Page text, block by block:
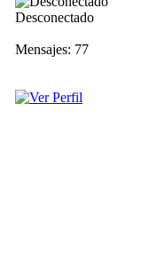
Desconectado
Mensajes: 77